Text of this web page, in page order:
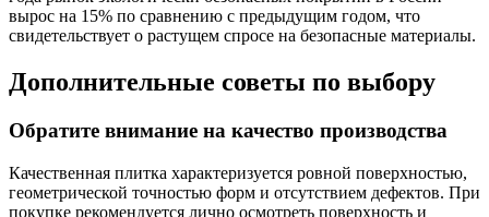
вырос на 15% по сравнению с предыдущим годом, что
свидетельствует о растущем спросе на безопасные материалы.
Дополнительные советы по выбору
Обратите внимание на качество производства
Качественная плитка характеризуется ровной поверхностью,
геометрической точностью форм и отсутствием дефектов. При
покупке рекомендуется лично осмотреть поверхность и